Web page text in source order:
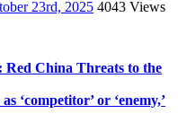
23rd, 2025 4043 Views
Red China Threats to the
‘competitor’ or ‘enemy,’